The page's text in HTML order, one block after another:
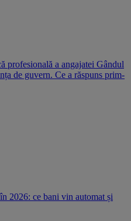
profesională a angajatei Gândul
de guvern. Ce a răspuns prim-
2026: ce bani vin automat și